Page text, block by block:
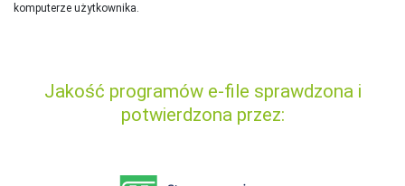
komputerze użytkownika.
Jakość programów e-file sprawdzona i
potwierdzona przez: